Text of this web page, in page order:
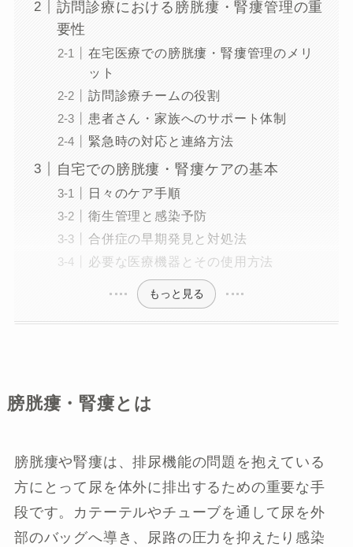
訪問診療における膀胱瘻・腎瘻管理の重
要性
在宅医療での膀胱瘻・腎瘻管理のメリ
ット
訪問診療チームの役割
患者さん・家族へのサポート体制
緊急時の対応と連絡方法
自宅での膀胱瘻・腎瘻ケアの基本
日々のケア手順
衛生管理と感染予防
合併症の早期発見と対処法
必要な医療機器とその使用方法
もっと見る
膀胱瘻・腎瘻とは
膀胱瘻や腎瘻は、排尿機能の問題を抱えている
方にとって尿を体外に排出するための重要な手
段です。カテーテルやチューブを通して尿を外
部のバッグへ導き、尿路の圧力を抑えたり感染